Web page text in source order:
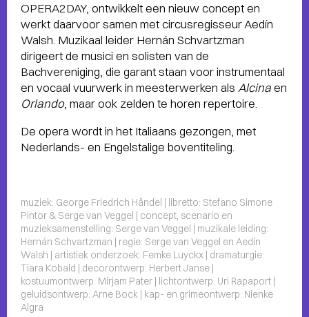
OPERA2DAY, ontwikkelt een nieuw concept en
werkt daarvoor samen met circusregisseur Aedín
Walsh. Muzikaal leider Hernán Schvartzman
dirigeert de musici en solisten van de
Bachvereniging, die garant staan voor instrumentaal
en vocaal vuurwerk in meesterwerken als Alcinaen
Orlando, maar ook zelden te horen repertoire.
De opera wordt in het Italiaans gezongen, met
Nederlands- en Engelstalige boventiteling.
muziek: George Friedrich Händel | libretto: Stefano Simone
Pintor & Serge van Veggel | concept, scenario en
muzieksamenstelling: Serge van Veggel | muzikale leiding:
Hernán Schvartzman | regie: Serge van Veggel en Aedín
Walsh | artistiek onderzoek: Femke Luyckx | dramaturgie:
Tiara Kobald | decorontwerp: Herbert Janse |
kostuumontwerp: Mirjam Pater | lichtontwerp: Uri Rapaport |
geluidsontwerp: Arne Bock | kap- en grimeontwerp: Nienke
Algra